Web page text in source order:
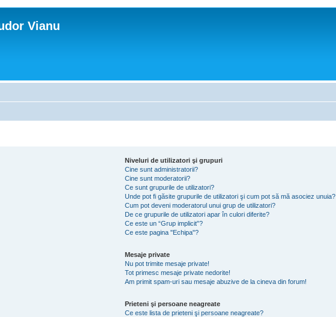
Vianu
Niveluri de utilizatori şi grupuri
Cine sunt administratorii?
Cine sunt moderatorii?
Ce sunt grupurile de utilizatori?
Unde pot fi găsite grupurile de utilizatori şi cum pot să mă asociez unuia?
Cum pot deveni moderatorul unui grup de utilizatori?
De ce grupurile de utilizatori apar în culori diferite?
Ce este un “Grup implicit”?
Ce este pagina "Echipa"?
Mesaje private
Nu pot trimite mesaje private!
Tot primesc mesaje private nedorite!
Am primit spam-uri sau mesaje abuzive de la cineva din forum!
Prieteni şi persoane neagreate
Ce este lista de prieteni şi persoane neagreate?